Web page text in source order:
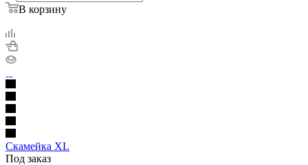
В корзину
Скамейка XL
Под заказ